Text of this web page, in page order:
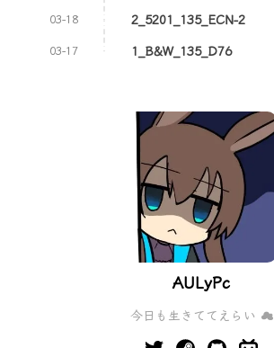
AULyPc
今日も生きててえらい ☁
03-18 2_5201_135_ECN-2
03-17 1_B&W_135_D76